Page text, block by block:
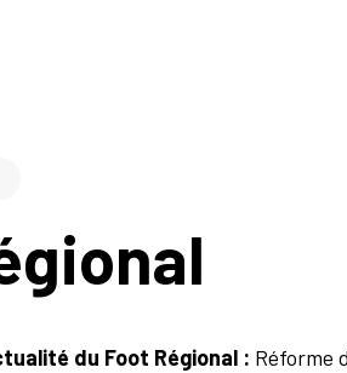
du Foot Régional : Réforme